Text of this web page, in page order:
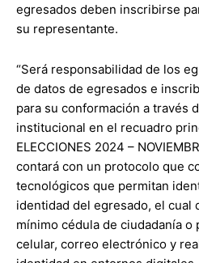
egresados deben inscribirse
su representante.
“Será responsabilidad de los
de datos de egresados e
para su conformación a través
institucional en el recuadro
ELECCIONES 2024 –
contará con un protocolo que
tecnológicos que permitan
identidad del egresado, el cual
mínimo cédula de ciudadanía o
celular, correo electrónico y